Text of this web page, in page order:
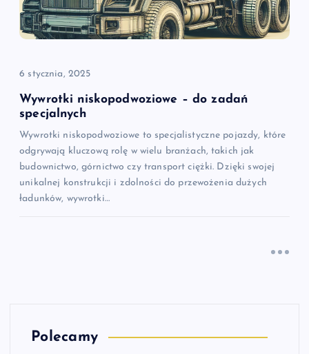
6 stycznia, 2025
Wywrotki niskopodwoziowe – do zadań
specjalnych
Wywrotki niskopodwoziowe to specjalistyczne pojazdy, które
odgrywają kluczową rolę w wielu branżach, takich jak
budownictwo, górnictwo czy transport ciężki. Dzięki swojej
unikalnej konstrukcji i zdolności do przewożenia dużych
ładunków, wywrotki…
Polecamy